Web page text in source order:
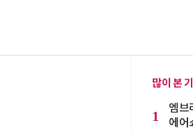
많이 본
1
엠브
에어